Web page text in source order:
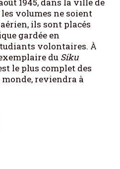
1945, dans la ville de
volumes ne soient
ils sont placés
gardée en
volontaires. À
du Siku
le plus complet des
reviendra à